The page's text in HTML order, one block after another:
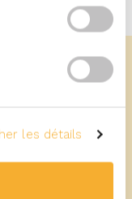
les détails